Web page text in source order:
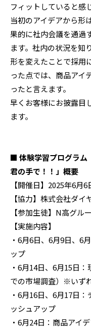
フィットしていると感
当初のアイデアから形
果的に社内会議を通過
ます。社内の状況を知
形を変えたことで採用
った点では、商品アイ
ったと言えます。
早くお客様にお披露目
ます。
■ 体験学習プログラム
君の手で！！」概要
【開催日】2025年6月
【協力】株式会社ダイ
【参加生徒】N高グ
【実施内容】
・6月6日、6月9日、6
ップ
・6月14日、6月15日
での市場調査）※いず
・6月16日、6月17日
ッシュアップ
・6月24日：商品アイ